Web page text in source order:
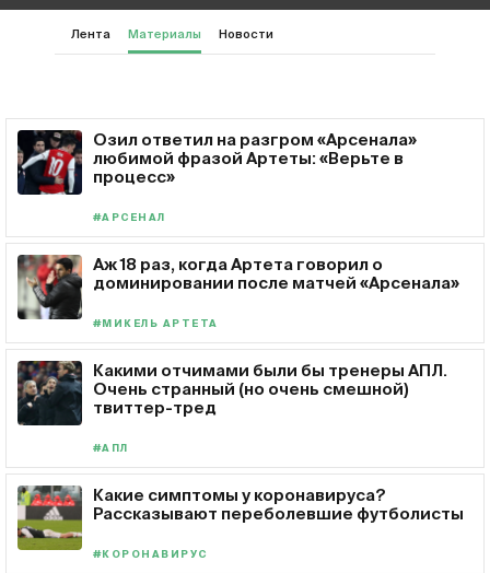
Лента Материалы Новости
Озил ответил на разгром «Арсенала»
любимой фразой Артеты: «Верьте в
процесс»
#АРСЕНАЛ
Аж 18 раз, когда Артета говорил о
доминировании после матчей «Арсенала»
#МИКЕЛЬ АРТЕТА
Какими отчимами были бы тренеры АПЛ.
Очень странный (но очень смешной)
твиттер-тред
#АПЛ
Какие симптомы у коронавируса?
Рассказывают переболевшие футболисты
#КОРОНАВИРУС